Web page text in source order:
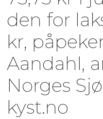
den for
kr,
Aandahl,
Norges
kyst.no